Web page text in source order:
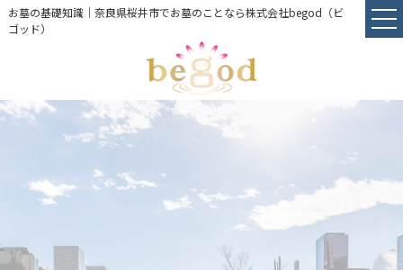
お墓の基礎知識｜奈良県桜井市でお墓のことなら株式会社begod（ビ
ゴッド）